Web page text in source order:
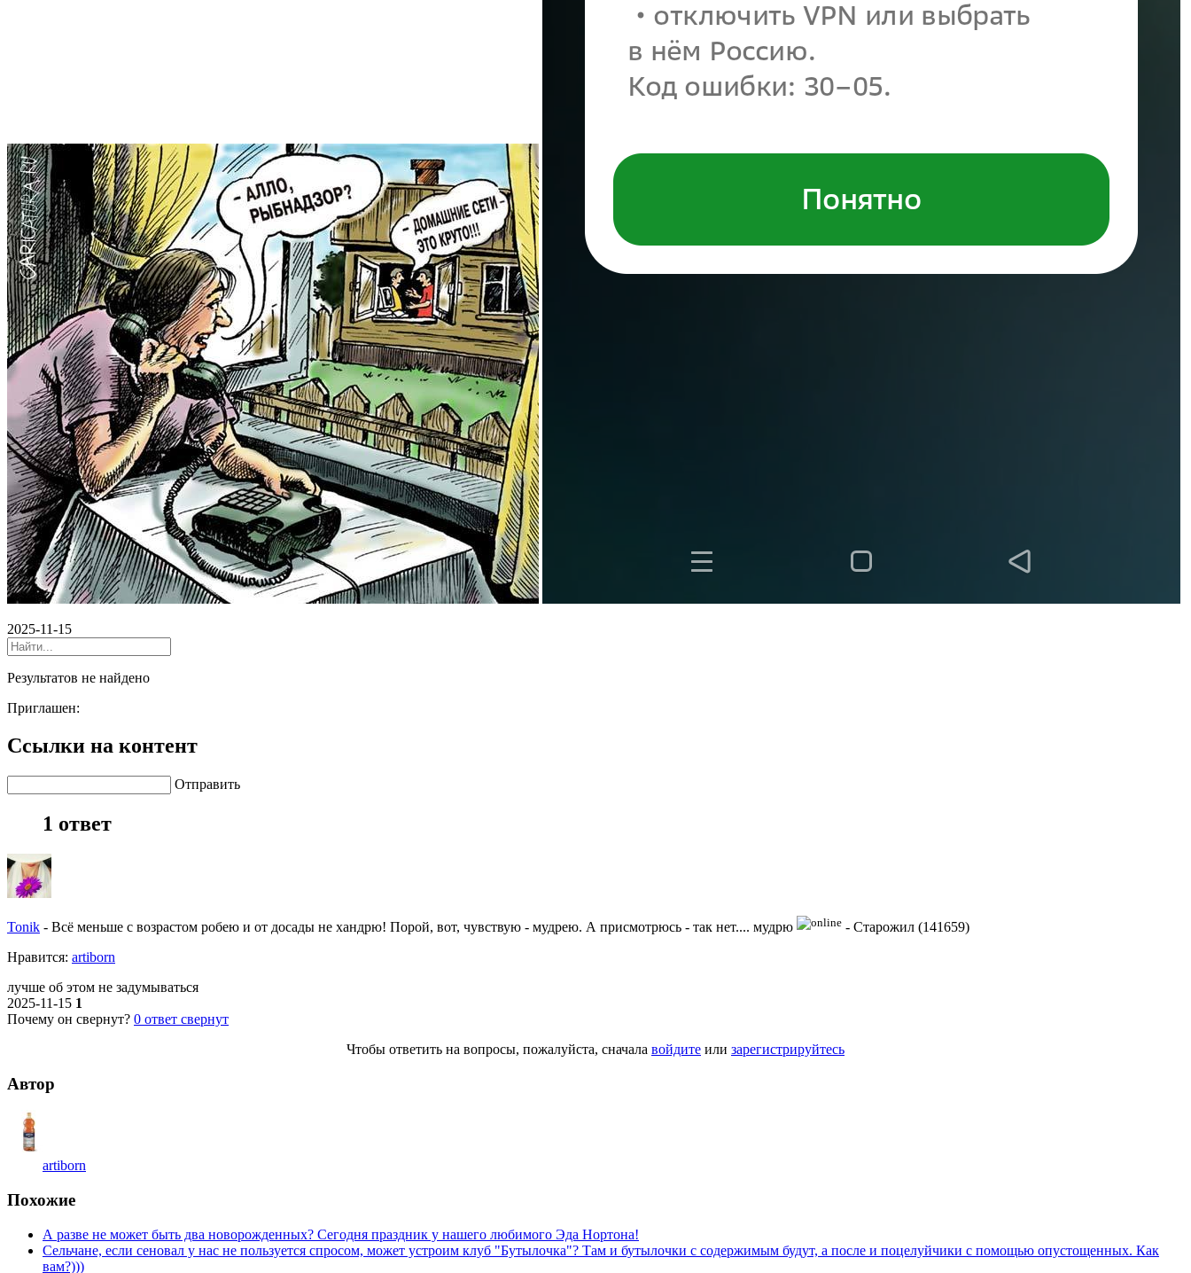
2025-11-15
Результатов не найдено
Приглашен:
Ссылки на контент
Отправить
1 ответ
Tonik - Всё меньше с возрастом робею и от досады не хандрю! Порой, вот, чувствую - мудрею. А присмотрюсь - так нет.... мудрю - Старожил (141659)
Нравитcя: artiborn
лучше об этом не задумываться
2025-11-15 1
Почему он свернут? 0 ответ свернут
Чтобы ответить на вопросы, пожалуйста, сначала войдите или зарегистрируйтесь
Автор
artiborn
Похожие
А разве не может быть два новорожденных? Сегодня праздник у нашего любимого Эда Нортона!
Сельчане, если сеновал у нас не пользуется спросом, может устроим клуб "Бутылочка"? Там и бутылочки с содержимым будут, а после и поцелуйчики с помощью опустощенных. Как
вам?)))